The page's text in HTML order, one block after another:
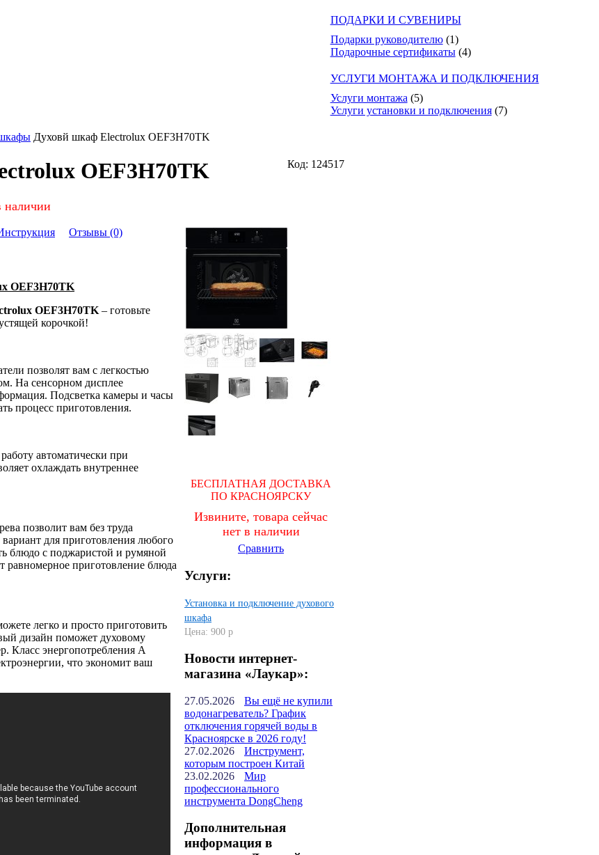
ПОДАРКИ И СУВЕНИРЫ
Подарки руководителю (1)
Подарочные сертификаты (4)
УСЛУГИ МОНТАЖА И ПОДКЛЮЧЕНИЯ
Услуги монтажа (5)
Услуги установки и подключения (7)
Духовй шкаф Electrolux OEF3H70TK
Код: 124517
OEF3H70TK
наличии
БЕСПЛАТНАЯ ДОСТАВКА
ПО КРАСНОЯРСКУ
Извините, товара сейчас
нет в наличии
Сравнить
Услуги:
Установка и подключение духового
шкафа
Цена: 900 р
Новости интернет-
магазина «Лаукар»:
27.05.2026
Вы ещё не купили
водонагреватель? График
отключения горячей воды в
Красноярске в 2026 году!
27.02.2026
Инструмент,
которым построен Китай
23.02.2026
Мир
профессионального
инструмента DongCheng
Дополнительная
информация в
Отзывы (0)
OEF3H70TK
OEF3H70TK – готовьте
корочкой!
позволят вам с легкостью
На сенсорном дисплее
Подсветка камеры и часы
процесс приготовления.
автоматически при
охлаждать внутреннее
позволит вам без труда
для приготовления любого
блюдо с поджаристой и румяной
равномерное приготовление блюда
легко и просто приготовить
дизайн поможет духовому
Класс энергопотребления А
что экономит ваш